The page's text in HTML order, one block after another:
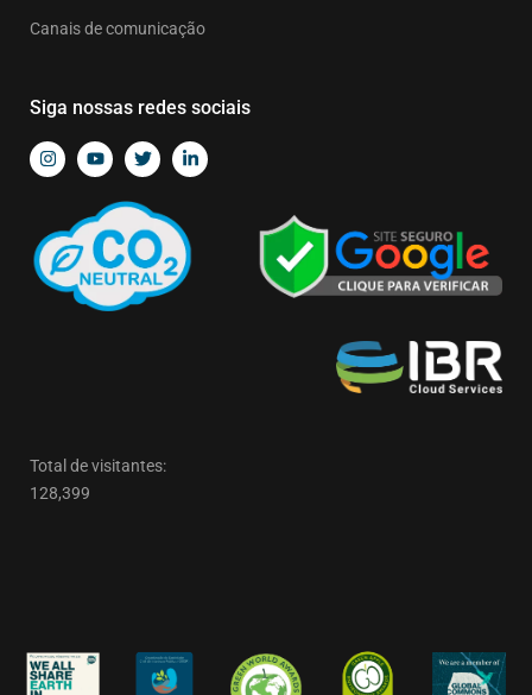
Canais de comunicação
Siga nossas redes sociais
Total de visitantes:
128,399